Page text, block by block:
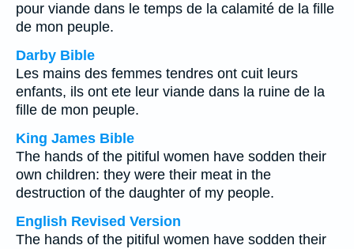
pour viande dans le temps de la calamité de la fille
de mon peuple.
Darby Bible
Les mains des femmes tendres ont cuit leurs
enfants, ils ont ete leur viande dans la ruine de la
fille de mon peuple.
King James Bible
The hands of the pitiful women have sodden their
own children: they were their meat in the
destruction of the daughter of my people.
English Revised Version
The hands of the pitiful women have sodden their